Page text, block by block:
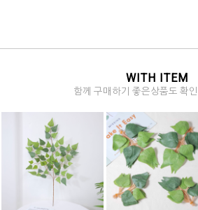
WITH ITEM
함께 구매하기 좋은상품도 확